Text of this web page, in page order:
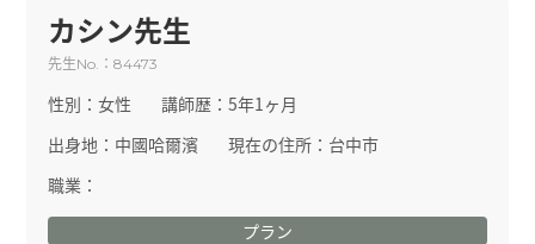
カシン先生
先生No. ：84473
性別：女性 講師歴：5年1ヶ月
出身地： 中國哈爾濱 現在の住所： 台中市
職業：
プラン